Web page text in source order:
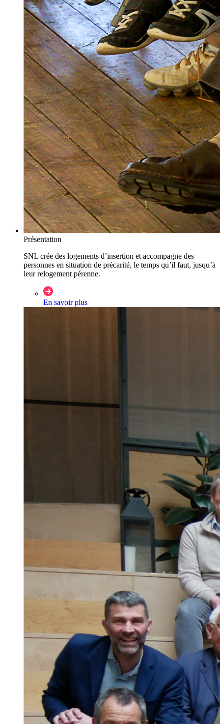
Présentation
SNL crée des logements d’insertion et accompagne des
personnes en situation de précarité, le temps qu’il faut, jusqu’à
leur relogement pérenne.
En savoir plus